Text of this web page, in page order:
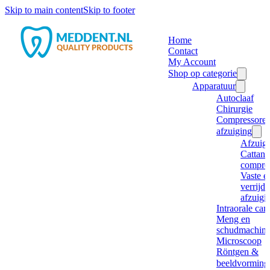
Skip to main contentSkip to footer
Home
Contact
My Account
Shop op categorie
Apparatuur
Autoclaaf
Chirurgie
afzuiging
Cattani
Vaste
Intraorale
Meng en
Microscoop
Röntgen &
beeldvorming